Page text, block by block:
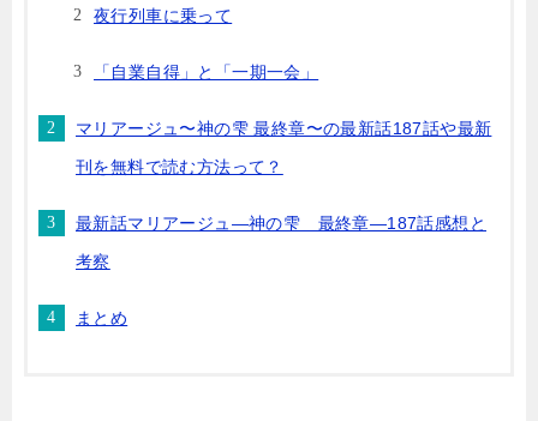
夜行列車に乗って
「自業自得」と「一期一会」
マリアージュ〜神の雫 最終章〜の最新話187話や最新
刊を無料で読む方法って？
最新話マリアージュ―神の雫 最終章―187話感想と
考察
まとめ